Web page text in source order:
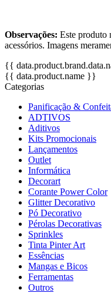
Observações: Este produto
acessórios. Imagens
{{
{{ data.product.name }}
Categorias
Panificação &
ADTIVOS
Aditivos
Kits Promocionais
Lançamentos
Outlet
Informática
Decorart
Corante Power Color
Glitter Decorativo
Pó Decorativo
Pérolas Decorativas
Sprinkles
Tinta Pinter Art
Essências
Mangas e Bicos
Ferramentas
Outros